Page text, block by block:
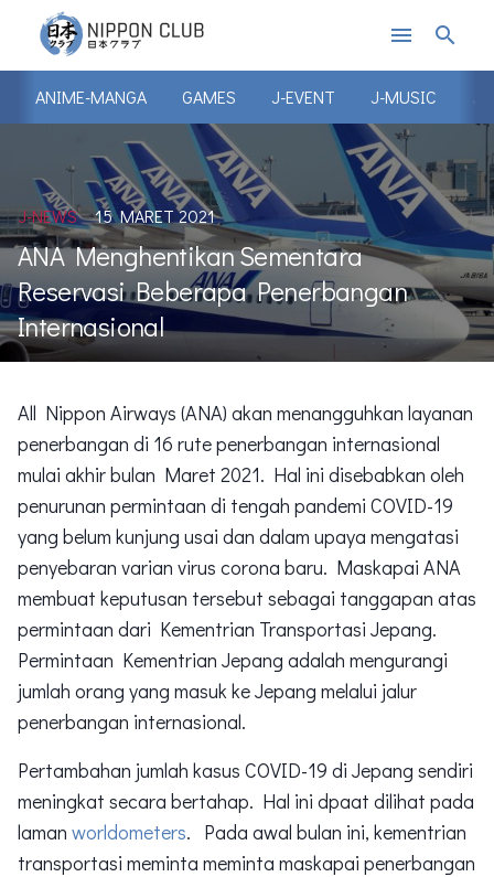
menu search
ANIME-MANGA GAMES J-EVENT J-MUSIC J-
J-NEWS 15 MARET 2021
ANA Menghentikan Sementara
Reservasi Beberapa Penerbangan
Internasional
All Nippon Airways (ANA) akan menangguhkan layanan
penerbangan di 16 rute penerbangan internasional
mulai akhir bulan Maret 2021. Hal ini disebabkan oleh
penurunan permintaan di tengah pandemi COVID-19
yang belum kunjung usai dan dalam upaya mengatasi
penyebaran varian virus corona baru. Maskapai ANA
membuat keputusan tersebut sebagai tanggapan atas
permintaan dari Kementrian Transportasi Jepang.
Permintaan Kementrian Jepang adalah mengurangi
jumlah orang yang masuk ke Jepang melalui jalur
penerbangan internasional.
Pertambahan jumlah kasus COVID-19 di Jepang sendiri
meningkat secara bertahap. Hal ini dpaat dilihat pada
laman worldometers. Pada awal bulan ini, kementrian
transportasi meminta meminta maskapai penerbangan